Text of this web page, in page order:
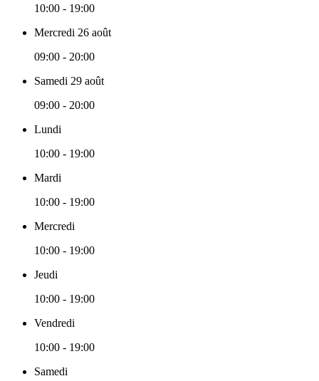
10:00 - 19:00
Mercredi 26 août
09:00 - 20:00
Samedi 29 août
09:00 - 20:00
Lundi
10:00 - 19:00
Mardi
10:00 - 19:00
Mercredi
10:00 - 19:00
Jeudi
10:00 - 19:00
Vendredi
10:00 - 19:00
Samedi